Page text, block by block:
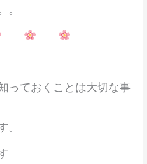
。
っておくことは大切な事
。